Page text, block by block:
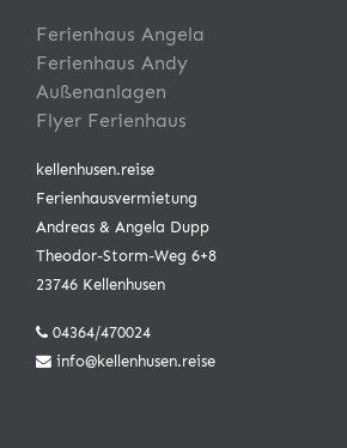
Ferienhaus Angela
Ferienhaus Andy
Außenanlagen
Flyer Ferienhaus
kellenhusen.reise
Ferienhausvermietung
Andreas & Angela Dupp
Theodor-Storm-Weg 6+8
23746 Kellenhusen
04364/470024
info@kellenhusen.reise